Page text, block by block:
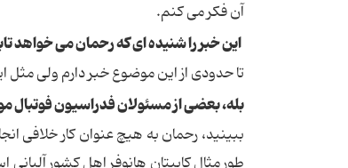
آن فكر می كنم.
این خبر را شنیده ای كه رحمان می خواهد
تا حدودی از این موضوع خبر دارم ولی مثل
بله، بعضی از مسئولان فدراسیون فوتبال
ببینید، رحمان به هیچ عنوان كار خلافی